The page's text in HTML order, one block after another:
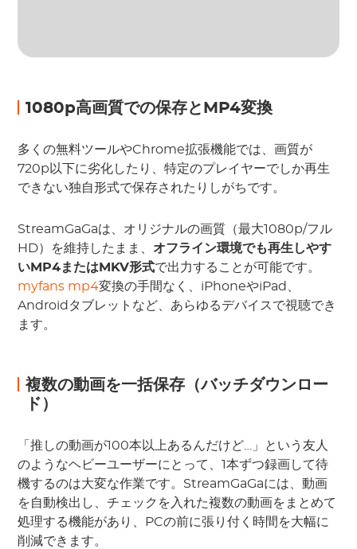
1080p高画質での保存とMP4変換
多くの無料ツールやChrome拡張機能では、画質が
720p以下に劣化したり、特定のプレイヤーでしか再生
できない独自形式で保存されたりしがちです。
StreamGaGaは、オリジナルの画質（最大1080p/フル
HD）を維持したまま、 オフライン環境でも再生しやす
いMP4またはMKV形式で出力することが可能です。
myfans mp4変換の手間なく、iPhoneやiPad、
Androidタブレットなど、あらゆるデバイスで視聴でき
ます。
複数の動画を一括保存（バッチダウンロー
ド）
「推しの動画が100本以上あるんだけど…」という友人
のようなヘビーユーザーにとって、1本ずつ録画して待
機するのは大変な作業です。StreamGaGaには、動画
を自動検出し、チェックを入れた複数の動画をまとめて
処理する機能があり、PCの前に張り付く時間を大幅に
削減できます。